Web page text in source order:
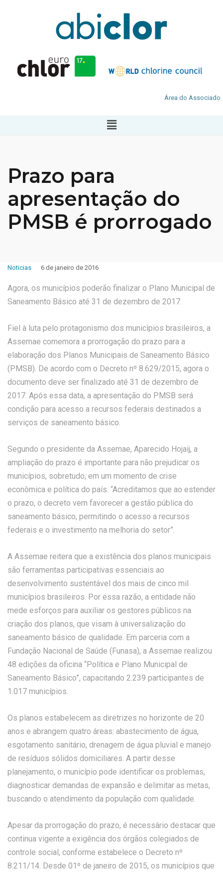
Área do Associado
Prazo para
apresentação do
PMSB é prorrogado
Noticias 6 de janeiro de 2016
Agora, os municípios poderão finalizar o Plano Municipal de
Saneamento Básico até 31 de dezembro de 2017.
Fiel à luta pelo protagonismo dos municípios brasileiros, a
Assemae comemora a prorrogação do prazo para a
elaboração dos Planos Municipais de Saneamento Básico
(PMSB). De acordo com o Decreto nº 8.629/2015, agora o
documento deve ser finalizado até 31 de dezembro de
2017. Após essa data, a apresentação do PMSB será
condição para acesso a recursos federais destinados a
serviços de saneamento básico.
Segundo o presidente da Assemae, Aparecido Hojaij, a
ampliação do prazo é importante para não prejudicar os
municípios, sobretudo, em um momento de crise
econômica e política do país. “Acreditamos que ao estender
o prazo, o decreto vem favorecer a gestão pública do
saneamento básico, permitindo o acesso a recursos
federais e o investimento na melhoria do setor”.
A Assemae reitera que a existência dos planos municipais
são ferramentas participativas essenciais ao
desenvolvimento sustentável dos mais de cinco mil
municípios brasileiros. Por essa razão, a entidade não
mede esforços para auxiliar os gestores públicos na
criação dos planos, que visam à universalização do
saneamento básico de qualidade. Em parceria com a
Fundação Nacional de Saúde (Funasa), a Assemae realizou
48 edições da oficina “Política e Plano Municipal de
Saneamento Básico”, capacitando 2.239 participantes de
1.017 municípios.
Os planos estabelecem as diretrizes no horizonte de 20
anos e abrangem quatro áreas: abastecimento de água,
esgotamento sanitário, drenagem de água pluvial e manejo
de resíduos sólidos domiciliares. A partir desse
planejamento, o município pode identificar os problemas,
diagnosticar demandas de expansão e delimitar as metas,
buscando o atendimento da população com qualidade.
Apesar da prorrogação do prazo, é necessário destacar que
continua vigente a exigência dos órgãos colegiados de
controle social, conforme estabelece o Decreto nº
8.211/14. Desde 01º de janeiro de 2015, os municípios que